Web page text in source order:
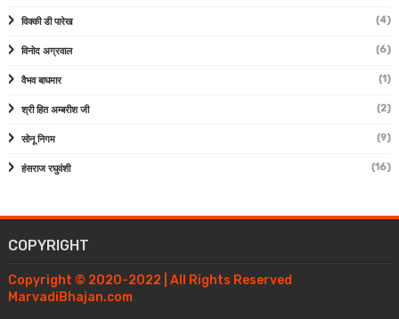
विक्की डी पारेख (4)
विनोद अग्रवाल (6)
वैभव बाघमार (1)
श्री हित अम्बरीश जी (2)
सोनू निगम (9)
हंसराज रघुवंशी (16)
COPYRIGHT
Copyright © 2020-2022 | All Rights Reserved
MarvadiBhajan.com